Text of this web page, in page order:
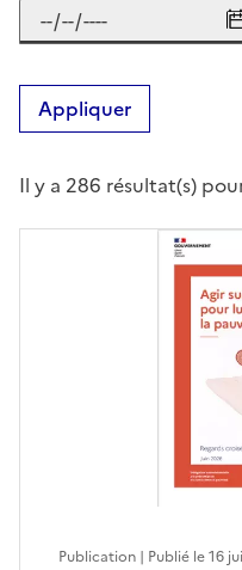
Appliquer
Il y a 286 résultat(s)
Publication | Publié le16